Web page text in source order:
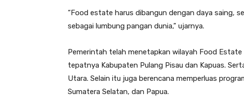
“Food estate harus dibangun dengan daya saing,
sebagai lumbung pangan dunia,” ujarnya.
Pemerintah telah menetapkan wilayah Food
tepatnya Kabupaten Pulang Pisau dan Kapuas.
Utara. Selain itu juga berencana memperluas
Sumatera Selatan, dan Papua.